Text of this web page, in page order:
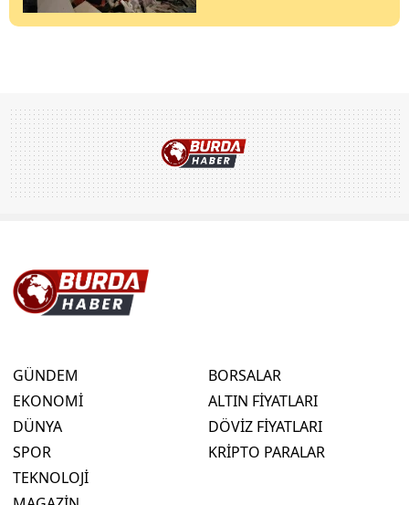
GÜNDEM
EKONOMİ
DÜNYA
SPOR
TEKNOLOJİ
BORSALAR
ALTIN FİYATLARI
DÖVİZ FİYATLARI
KRİPTO PARALAR